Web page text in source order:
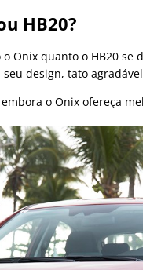
HB20?
Onix quanto o HB20 se
design, tato
o Onix ofereça